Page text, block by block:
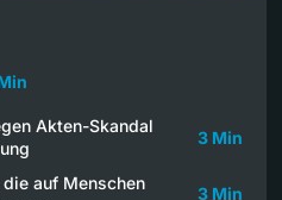
Akten-Skandal
3 Min
auf Menschen
3 Min